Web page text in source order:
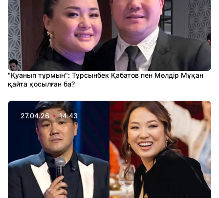
"Қуанып тұрмын": Тұрсынбек Қабатов пен Мөлдір Мұқан
қайта қосылған ба?
27.04.26 14:43